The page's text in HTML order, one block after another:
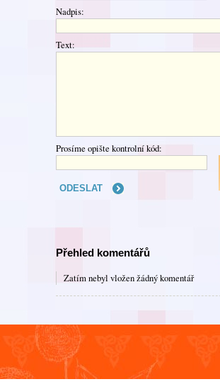
Nadpis:
Text:
Prosíme opište kontrolní kód:
Přehled komentářů
Zatím nebyl vložen žádný komentář